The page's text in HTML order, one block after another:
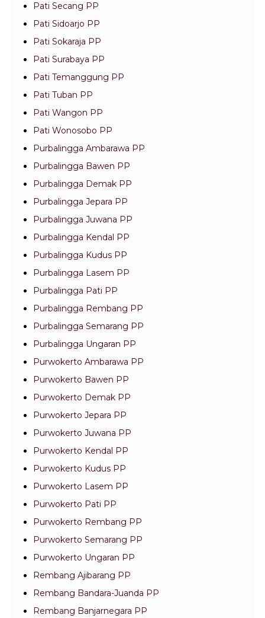
Pati Secang PP
Pati Sidoarjo PP
Pati Sokaraja PP
Pati Surabaya PP
Pati Temanggung PP
Pati Tuban PP
Pati Wangon PP
Pati Wonosobo PP
Purbalingga Ambarawa PP
Purbalingga Bawen PP
Purbalingga Demak PP
Purbalingga Jepara PP
Purbalingga Juwana PP
Purbalingga Kendal PP
Purbalingga Kudus PP
Purbalingga Lasem PP
Purbalingga Pati PP
Purbalingga Rembang PP
Purbalingga Semarang PP
Purbalingga Ungaran PP
Purwokerto Ambarawa PP
Purwokerto Bawen PP
Purwokerto Demak PP
Purwokerto Jepara PP
Purwokerto Juwana PP
Purwokerto Kendal PP
Purwokerto Kudus PP
Purwokerto Lasem PP
Purwokerto Pati PP
Purwokerto Rembang PP
Purwokerto Semarang PP
Purwokerto Ungaran PP
Rembang Ajibarang PP
Rembang Bandara-Juanda PP
Rembang Banjarnegara PP